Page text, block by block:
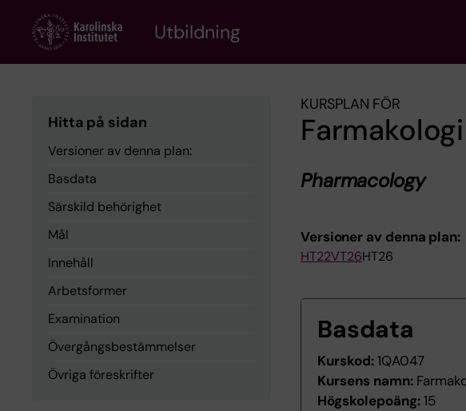
content
Utbildning
Hitta på sidan
Versioner av denna plan:
Basdata
Särskild behörighet
Mål
Innehåll
Arbetsformer
Examination
Övergångsbestämmelser
Övriga föreskrifter
KURSPLAN FÖR
Farmakologi
Pharmacology
Versioner av denna plan:
HT22VT26HT26
Basdata
Kurskod:1QA047
Kursens namn:
Högskolepoäng:15